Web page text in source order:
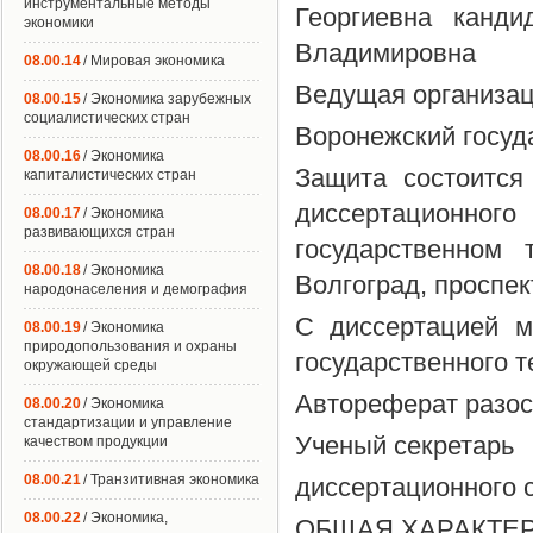
Георгиевна
Владимировна
Ведущая
Воронежский
Защита
Волгоград,
С диссертацией
государственного
Автореферат
Ученый секретарь
диссертационного
инструментальные методы
экономики
08.00.14/ Мировая экономика
08.00.15/ Экономика зарубежных
социалистических стран
08.00.16/ Экономика
капиталистических стран
08.00.17/ Экономика
развивающихся стран
08.00.18/ Экономика
народонаселения и демография
08.00.19/ Экономика
природопользования и охраны
окружающей среды
08.00.20/ Экономика
стандартизации и управление
качеством продукции
08.00.21/ Транзитивная экономика
08.00.22/ Экономика,